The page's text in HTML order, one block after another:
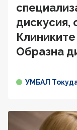
дискусия,
Образна
УМБАЛ